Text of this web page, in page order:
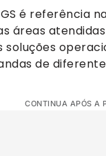
é referência
áreas
de
CONTINUA APÓS A